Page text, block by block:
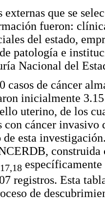
externas que se
fueron:
del estado,
patología e
Nacional del
casos de cáncer
inicialmente
uterino, de los
con cáncer
esta
construida
17,18
registros. Esta
de